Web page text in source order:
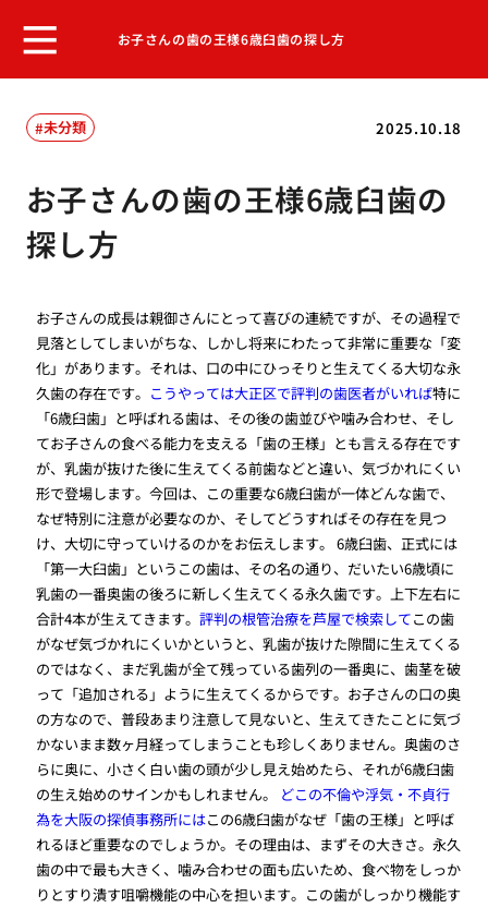
お子さんの歯の王様6歳臼歯の探し方
2025.10.18
未分類
お子さんの歯の王様6歳臼歯の
探し方
お子さんの成長は親御さんにとって喜びの連続ですが、その過程で
見落としてしまいがちな、しかし将来にわたって非常に重要な「変
化」があります。それは、口の中にひっそりと生えてくる大切な永
久歯の存在です。 こうやっては大正区で評判の歯医者がいれば特に
「6歳臼歯」と呼ばれる歯は、その後の歯並びや噛み合わせ、そし
てお子さんの食べる能力を支える「歯の王様」とも言える存在です
が、乳歯が抜けた後に生えてくる前歯などと違い、気づかれにくい
形で登場します。今回は、この重要な6歳臼歯が一体どんな歯で、
なぜ特別に注意が必要なのか、そしてどうすればその存在を見つ
け、大切に守っていけるのかをお伝えします。 6歳臼歯、正式には
「第一大臼歯」というこの歯は、その名の通り、だいたい6歳頃に
乳歯の一番奥歯の後ろに新しく生えてくる永久歯です。上下左右に
合計4本が生えてきます。評判の根管治療を芦屋で検索してこの歯
がなぜ気づかれにくいかというと、乳歯が抜けた隙間に生えてくる
のではなく、まだ乳歯が全て残っている歯列の一番奥に、歯茎を破
って「追加される」ように生えてくるからです。お子さんの口の奥
の方なので、普段あまり注意して見ないと、生えてきたことに気づ
かないまま数ヶ月経ってしまうことも珍しくありません。奥歯のさ
らに奥に、小さく白い歯の頭が少し見え始めたら、それが6歳臼歯
の生え始めのサインかもしれません。 どこの不倫や浮気・不貞行
為を大阪の探偵事務所にはこの6歳臼歯がなぜ「歯の王様」と呼ば
れるほど重要なのでしょうか。その理由は、まずその大きさ。永久
歯の中で最も大きく、噛み合わせの面も広いため、食べ物をしっか
りとすり潰す咀嚼機能の中心を担います。この歯がしっかり機能す